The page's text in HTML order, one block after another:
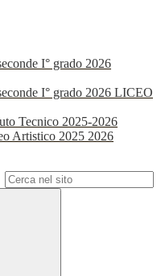
I° grado 2026
I° grado 2026 LICEO
Tecnico 2025-2026
Artistico 2025 2026